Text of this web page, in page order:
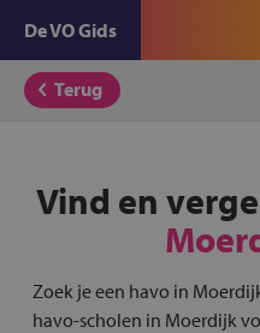
De VO Gids
Terug
Vind en
Zoek je een havo in
havo-scholen in Moerdijk